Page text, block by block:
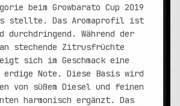
beim Growbarato Cup 2019
stellte. Das Aromaprofil ist
durchdringend. Während der
stechende Zitrusfrüchte
sich im Geschmack eine
erdige Note. Diese Basis wird
von süßem Diesel und feinen
harmonisch ergänzt. Das